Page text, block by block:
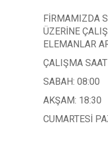
FİRMAMIZDA
ÜZERİNE
ELEMANLAR
ÇALIŞMA
SABAH: 08:00
AKŞAM: 18:30
CUMARTESİ